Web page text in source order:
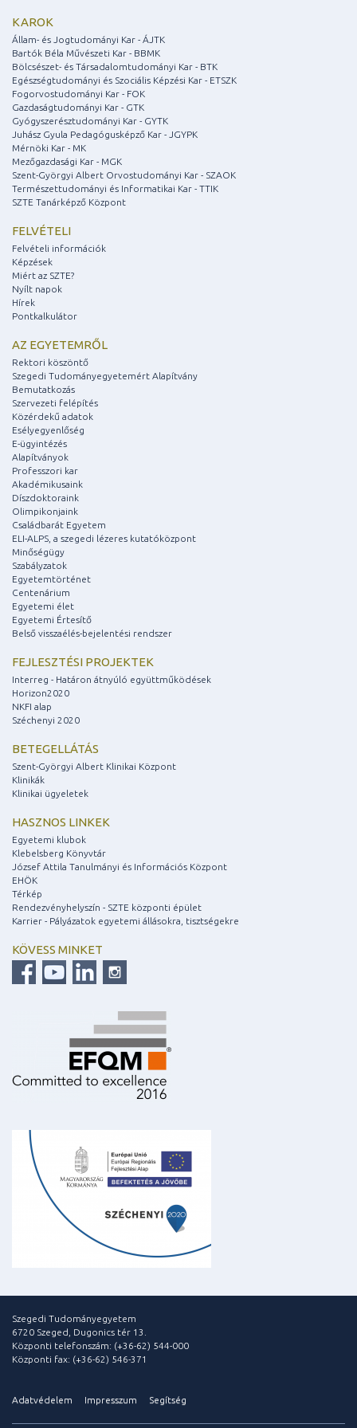
KAROK
Állam- és Jogtudományi Kar - ÁJTK
Bartók Béla Művészeti Kar - BBMK
Bölcsészet- és Társadalomtudományi Kar - BTK
Egészségtudományi és Szociális Képzési Kar - ETSZK
Fogorvostudományi Kar - FOK
Gazdaságtudományi Kar - GTK
Gyógyszerésztudományi Kar - GYTK
Juhász Gyula Pedagógusképző Kar - JGYPK
Mérnöki Kar - MK
Mezőgazdasági Kar - MGK
Szent-Györgyi Albert Orvostudományi Kar - SZAOK
Természettudományi és Informatikai Kar - TTIK
SZTE Tanárképző Központ
FELVÉTELI
Felvételi információk
Képzések
Miért az SZTE?
Nyílt napok
Hírek
Pontkalkulátor
AZ EGYETEMRŐL
Rektori köszöntő
Szegedi Tudományegyetemért Alapítvány
Bemutatkozás
Szervezeti felépítés
Közérdekű adatok
Esélyegyenlőség
E-ügyintézés
Alapítványok
Professzori kar
Akadémikusaink
Díszdoktoraink
Olimpikonjaink
Családbarát Egyetem
ELI-ALPS, a szegedi lézeres kutatóközpont
Minőségügy
Szabályzatok
Egyetemtörténet
Centenárium
Egyetemi élet
Egyetemi Értesítő
Belső visszaélés-bejelentési rendszer
FEJLESZTÉSI PROJEKTEK
Interreg - Határon átnyúló együttműködések
Horizon2020
NKFI alap
Széchenyi 2020
BETEGELLÁTÁS
Szent-Györgyi Albert Klinikai Központ
Klinikák
Klinikai ügyeletek
HASZNOS LINKEK
Egyetemi klubok
Klebelsberg Könyvtár
József Attila Tanulmányi és Információs Központ
EHÖK
Térkép
Rendezvényhelyszín - SZTE központi épület
Karrier - Pályázatok egyetemi állásokra, tisztségekre
KÖVESS MINKET
Szegedi Tudományegyetem
6720 Szeged, Dugonics tér 13.
Központi telefonszám: (+36-62) 544-000
Központi fax: (+36-62) 546-371
Adatvédelem Impresszum Segítség